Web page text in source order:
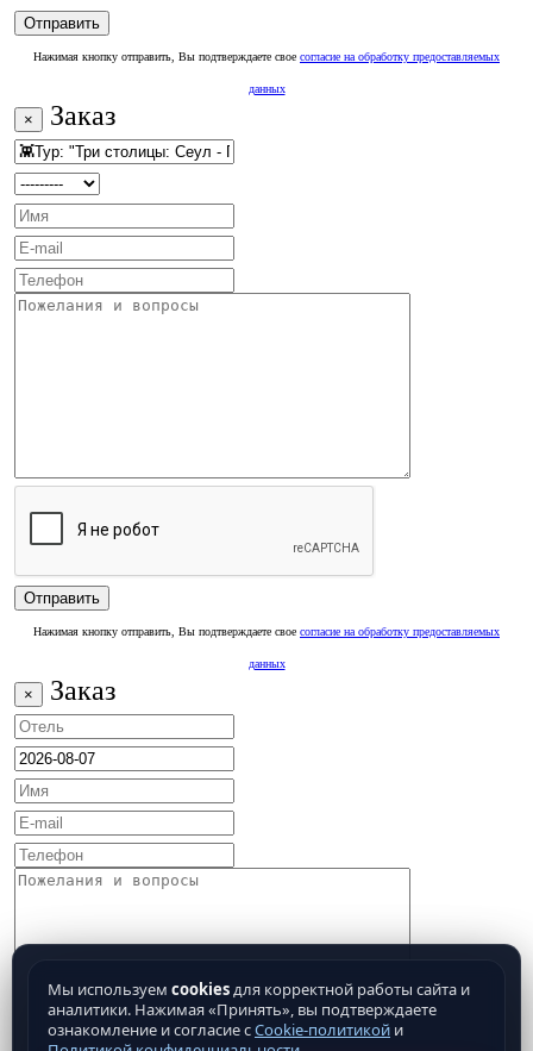
Нажимая кнопку отправить, Вы подтверждаете свое согласие на обработку предоставляемых
данных
× Заказ
Нажимая кнопку отправить, Вы подтверждаете свое согласие на обработку предоставляемых
данных
× Заказ
Мы используем cookiesдля корректной работы сайта и
аналитики. Нажимая «Принять», вы подтверждаете
ознакомление и согласие сCookie-политикой и